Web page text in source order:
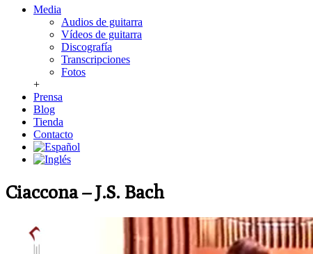
Media
Audios de guitarra
Vídeos de guitarra
Discografía
Transcripciones
Fotos
+
Prensa
Blog
Tienda
Contacto
Ciaccona – J.S. Bach